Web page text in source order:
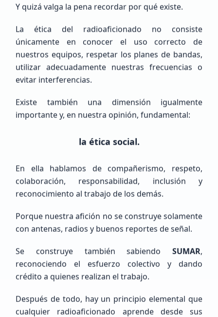
EmilianoGutierrez
LW6EGE
Veterano (+10 años)
Raul humberto Cisneros Delgado
Principiante (SWL / Aspirante)
Y quizá valga la pena recordar por qué existe.
La ética del radioaficionado no consiste
únicamente en conocer el uso correcto de
nuestros equipos, respetar los planes de bandas,
utilizar adecuadamente nuestras frecuencias o
evitar interferencias.
Existe también una dimensión igualmente
importante y, en nuestra opinión, fundamental:
la ética social.
En ella hablamos de compañerismo, respeto,
colaboración, responsabilidad, inclusión y
reconocimiento al trabajo de los demás.
Porque nuestra afición no se construye solamente
con antenas, radios y buenos reportes de señal.
Se construye también sabiendo SUMAR,
reconociendo el esfuerzo colectivo y dando
crédito a quienes realizan el trabajo.
Después de todo, hay un principio elemental que
cualquier radioaficionado aprende desde sus